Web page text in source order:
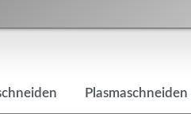
Plasmaschneiden